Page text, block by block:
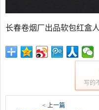
长春卷烟厂出品软包红盒
写的
< 上一篇